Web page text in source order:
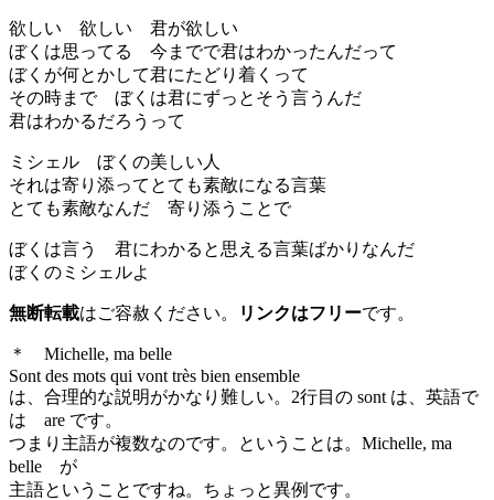
欲しい 欲しい 君が欲しい
ぼくは思ってる 今までで君はわかったんだって
ぼくが何とかして君にたどり着くって
その時まで ぼくは君にずっとそう言うんだ
君はわかるだろうって
ミシェル ぼくの美しい人
それは寄り添ってとても素敵になる言葉
とても素敵なんだ 寄り添うことで
ぼくは言う 君にわかると思える言葉ばかりなんだ
ぼくのミシェルよ
無断転載はご容赦ください。 リンクはフリーです。
＊ Michelle, ma belle
Sont des mots qui vont très bien ensemble
は、合理的な説明がかなり難しい。2行目の sont は、英語で
は are です。
つまり主語が複数なのです。ということは。Michelle, ma
belle が
主語ということですね。ちょっと異例です。